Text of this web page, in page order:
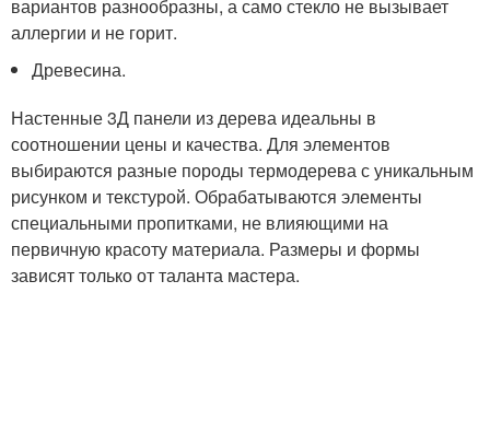
вариантов разнообразны, а само стекло не вызывает
аллергии и не горит.
Древесина.
Настенные 3Д панели из дерева идеальны в
соотношении цены и качества. Для элементов
выбираются разные породы термодерева с уникальным
рисунком и текстурой. Обрабатываются элементы
специальными пропитками, не влияющими на
первичную красоту материала. Размеры и формы
зависят только от таланта мастера.